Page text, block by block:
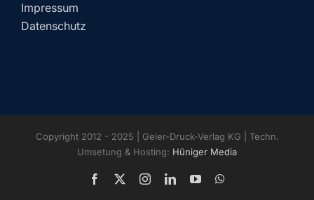
Impressum
Datenschutz
Copyright 2012 - 2025 | Geier-Druck-Verlag KG | Techn.
Umsetung & Hosting: Hüniger Media
Facebook InstagramLinkedInYouTube